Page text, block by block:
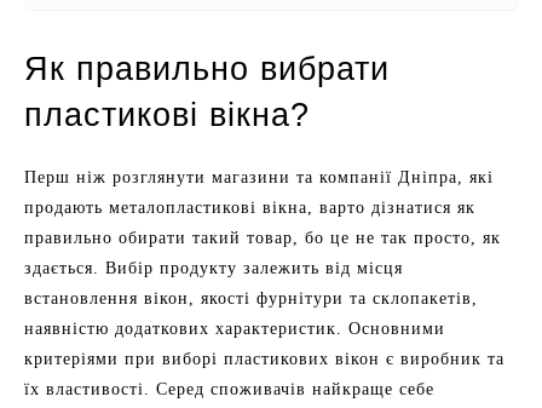
Як правильно вибрати
пластикові вікна?
Перш ніж розглянути магазини та компанії Дніпра, які
продають металопластикові вікна, варто дізнатися як
правильно обирати такий товар, бо це не так просто, як
здається. Вибір продукту залежить від місця
встановлення вікон, якості фурнітури та склопакетів,
наявністю додаткових характеристик. Основними
критеріями при виборі пластикових вікон є виробник та
їх властивості. Серед споживачів найкраще себе